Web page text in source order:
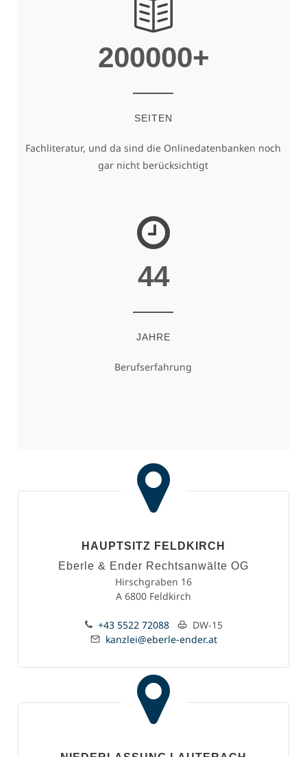
200000+
SEITEN
Fachliteratur, und da sind die Onlinedatenbanken noch
gar nicht berücksichtigt
44
JAHRE
Berufserfahrung
HAUPTSITZ FELDKIRCH
Eberle & Ender Rechtsanwälte OG
Hirschgraben 16
A 6800 Feldkirch
+43 5522 72088
DW-15
kanzlei@eberle-ender.at